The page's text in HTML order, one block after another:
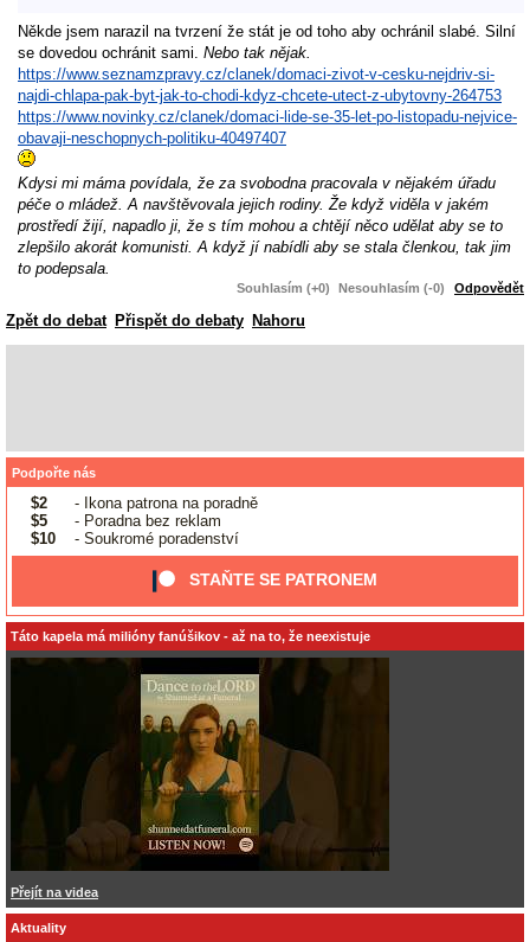
Někde jsem narazil na tvrzení že stát je od toho aby ochránil slabé. Silní
se dovedou ochránit sami. Nebo tak nějak.
https://www.seznamzpravy.cz/clanek/domaci-zivot-v-cesku-nejdriv-si-
najdi-chlapa-pak-byt-jak-to-chodi-kdyz-chcete-utect-z-ubytovny-264753
https://www.novinky.cz/clanek/domaci-lide-se-35-let-po-listopadu-nejvice-
obavaji-neschopnych-politiku-40497407
Kdysi mi máma povídala, že za svobodna pracovala v nějakém úřadu
péče o mládež. A navštěvovala jejich rodiny. Že když viděla v jakém
prostředí žijí, napadlo ji, že s tím mohou a chtějí něco udělat aby se to
zlepšilo akorát komunisti. A když jí nabídli aby se stala členkou, tak jim
to podepsala.
Souhlasím (+0) Nesouhlasím (-0) Odpovědět
Zpět do debat Přispět do debaty Nahoru
Podpořte nás
$2
- Ikona patrona na poradně
$5
- Poradna bez reklam
$10
- Soukromé poradenství
STAŇTE SE PATRONEM
Táto kapela má milióny fanúšikov - až na to, že neexistuje
Přejít na videa
Aktuality